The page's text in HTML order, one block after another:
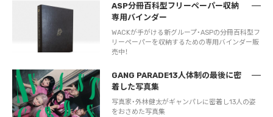
ASP分冊百科型フリーペーパー収納
専用バインダー
WACKが手がける新グループ・ASPの分冊百科型フ
リーペーパーを収納するための専用バインダー販
売中！
GANG PARADE13人体制の最後に密
着した写真集
写真家・外林健太がギャンパレに密着し13人の姿
をおさめた写真集